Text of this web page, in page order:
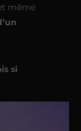
même
si